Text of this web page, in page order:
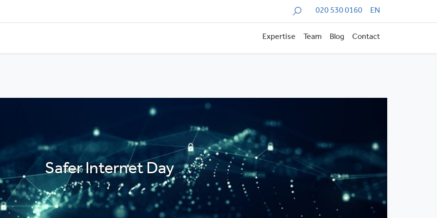
Zoeken 020 530 0160 EN
Expertise Team Blog Contact
Safer Internet Day